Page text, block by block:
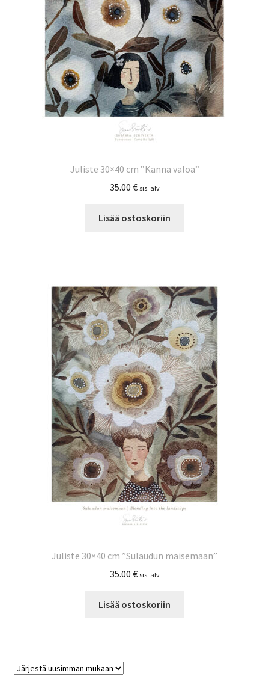
Juliste 30×40 cm ”Kanna valoa”
35.00 € sis. alv
Lisää ostoskoriin
Juliste 30×40 cm ”Sulaudun maisemaan”
35.00 € sis. alv
Lisää ostoskoriin